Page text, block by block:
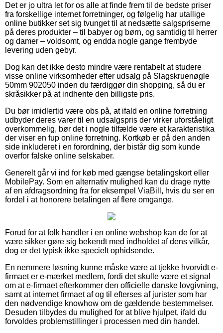
Det er jo ultra let for os alle at finde frem til de bedste priser
fra forskellige internet forretninger, og følgelig har utallige
online butikker set sig tvunget til at nedsætte salgspriserne
på deres produkter – til babyer og børn, og samtidig til herrer
og damer – voldsomt, og endda nogle gange frembyde
levering uden gebyr.
Dog kan det ikke desto mindre være rentabelt at studere
visse online virksomheder efter udsalg på Slagskruenøgle
50mm 902050 inden du færdiggør din shopping, så du er
skråsikker på at indhente den billigste pris.
Du bør imidlertid være obs på, at ifald en online forretning
udbyder deres varer til en udsalgspris der virker uforståeligt
overkommelig, bør det i nogle tilfælde være et karakteristika
der viser en fup online forretning. Kortkøb er på den anden
side inkluderet i en forordning, der bistår dig som kunde
overfor falske online selskaber.
Generelt går vi ind for køb med gængse betalingskort eller
MobilePay. Som en alternativ mulighed kan du drage nytte
af en afdragsordning fra for eksempel ViaBill, hvis du ser en
fordel i at honorere betalingen af flere omgange.
Forud for at folk handler i en online webshop kan de for at
være sikker gøre sig bekendt med indholdet af dens vilkår,
dog er det typisk ikke specielt ophidsende.
En nemmere løsning kunne måske være at tjekke hvorvidt e-
firmaet er e-mærket medlem, fordi det skulle være et signal
om at e-firmaet efterkommer den officielle danske lovgivning,
samt at internet firmaet af og til efterses af jurister som har
den nødvendige knowhow om de gældende bestemmelser.
Desuden tilbydes du mulighed for at blive hjulpet, ifald du
forvoldes problemstillinger i processen med din handel.